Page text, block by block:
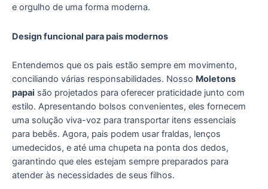
e orgulho de uma forma moderna.
Design funcional para pais modernos
Entendemos que os pais estão sempre em movimento,
conciliando várias responsabilidades. Nosso Moletons
papai são projetados para oferecer praticidade junto com
estilo. Apresentando bolsos convenientes, eles fornecem
uma solução viva-voz para transportar itens essenciais
para bebês. Agora, pais podem usar fraldas, lenços
umedecidos, e até uma chupeta na ponta dos dedos,
garantindo que eles estejam sempre preparados para
atender às necessidades de seus filhos.